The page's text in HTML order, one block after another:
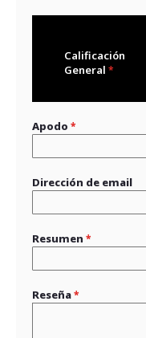
Calificación
General
Apodo
Dirección de email
Resumen
Reseña